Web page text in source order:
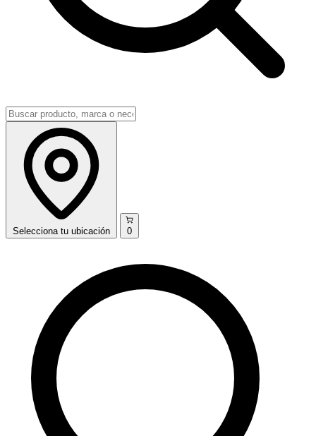
Selecciona tu ubicación 0